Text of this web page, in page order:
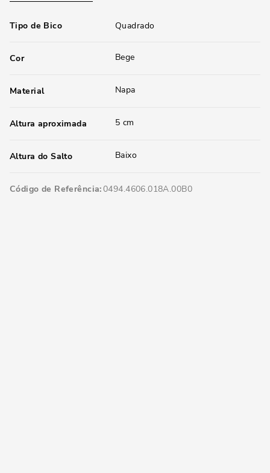
Tipo de Bico Quadrado
Cor Bege
Material Napa
Altura aproximada 5 cm
Altura do Salto Baixo
Código de Referência 0494.4606.018A.00B0